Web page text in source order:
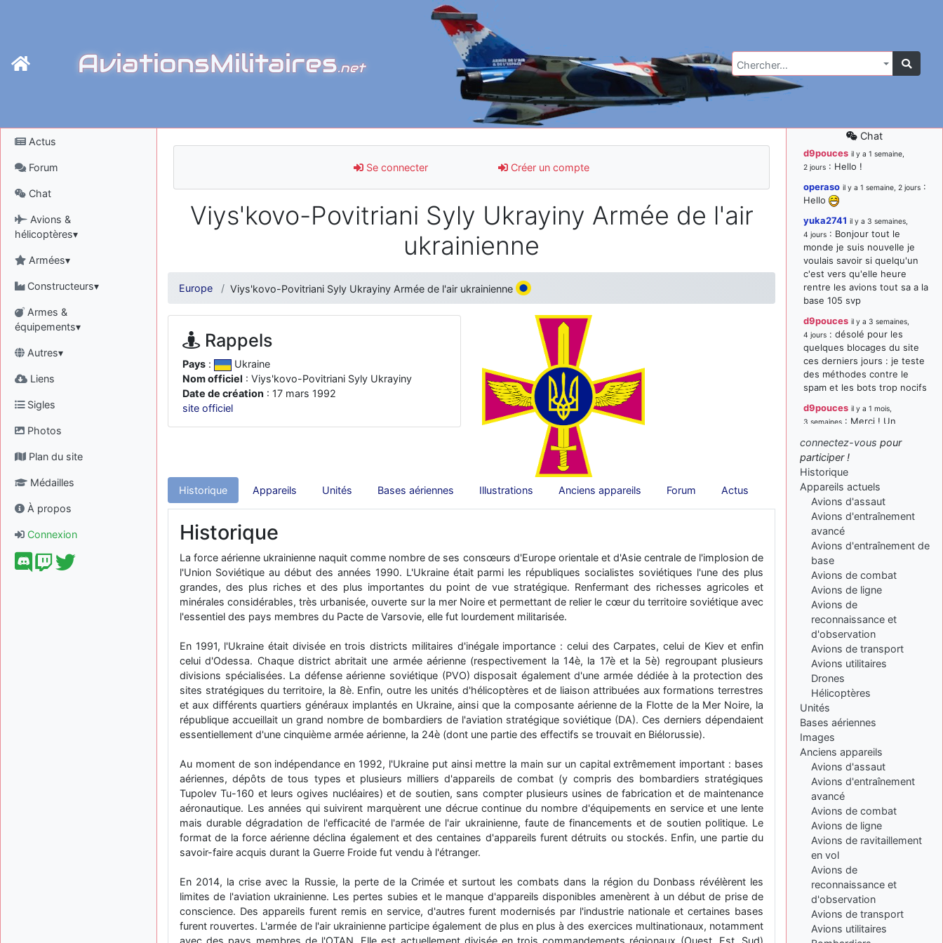
AviationsMilitaires.net Chercher…
Actus
Forum
Chat
Avions &
hélicoptères▾
Armées▾
Constructeurs▾
Armes &
équipements▾
Autres▾
Liens
Sigles
Photos
Plan du site
Médailles
À propos
Connexion
Se connecter Créer un compte
Viys'kovo-Povitriani Syly Ukrayiny Armée de l'air
ukrainienne
Europe Viys'kovo-Povitriani Syly Ukrayiny Armée de l'air ukrainienne
Rappels
Pays :
Ukraine
Nom officiel : Viys'kovo-Povitriani Syly Ukrayiny
Date de création : 17 mars 1992
site officiel
Historique Appareils Unités Bases aériennes Illustrations Anciens appareils Forum Actus
Historique
La force aérienne ukrainienne naquit comme nombre de ses consœurs d'Europe orientale et d'Asie centrale de l'implosion de
l'Union Soviétique au début des années 1990. L'Ukraine était parmi les républiques socialistes soviétiques l'une des plus
grandes, des plus riches et des plus importantes du point de vue stratégique. Renfermant des richesses agricoles et
minérales considérables, très urbanisée, ouverte sur la mer Noire et permettant de relier le cœur du territoire soviétique avec
l'essentiel des pays membres du Pacte de Varsovie, elle fut lourdement militarisée.
En 1991, l'Ukraine était divisée en trois districts militaires d'inégale importance : celui des Carpates, celui de Kiev et enfin
celui d'Odessa. Chaque district abritait une armée aérienne (respectivement la 14è, la 17è et la 5è) regroupant plusieurs
divisions spécialisées. La défense aérienne soviétique (PVO) disposait également d'une armée dédiée à la protection des
sites stratégiques du territoire, la 8è. Enfin, outre les unités d'hélicoptères et de liaison attribuées aux formations terrestres
et aux différents quartiers généraux implantés en Ukraine, ainsi que la composante aérienne de la Flotte de la Mer Noire, la
république accueillait un grand nombre de bombardiers de l'aviation stratégique soviétique (DA). Ces derniers dépendaient
essentiellement d'une cinquième armée aérienne, la 24è (dont une partie des effectifs se trouvait en Biélorussie).
Au moment de son indépendance en 1992, l'Ukraine put ainsi mettre la main sur un capital extrêmement important : bases
aériennes, dépôts de tous types et plusieurs milliers d'appareils de combat (y compris des bombardiers stratégiques
Tupolev Tu-160 et leurs ogives nucléaires) et de soutien, sans compter plusieurs usines de fabrication et de maintenance
aéronautique. Les années qui suivirent marquèrent une décrue continue du nombre d'équipements en service et une lente
mais durable dégradation de l'efficacité de l'armée de l'air ukrainienne, faute de financements et de soutien politique. Le
format de la force aérienne déclina également et des centaines d'appareils furent détruits ou stockés. Enfin, une partie du
savoir-faire acquis durant la Guerre Froide fut vendu à l'étranger.
En 2014, la crise avec la Russie, la perte de la Crimée et surtout les combats dans la région du Donbass révélèrent les
limites de l'aviation ukrainienne. Les pertes subies et le manque d'appareils disponibles amenèrent à un début de prise de
conscience. Des appareils furent remis en service, d'autres furent modernisés par l'industrie nationale et certaines bases
furent rouvertes. L'armée de l'air ukrainienne participe également de plus en plus à des exercices multinationaux, notamment
avec des pays membres de l'OTAN. Elle est actuellement divisée en trois commandements régionaux (Ouest, Est, Sud)
Chat
d9pouces il y a 1 semaine,
2 jours : Hello !
operaso il y a 1 semaine, 2 jours :
Hello
yuka2741 il y a 3 semaines,
4 jours : Bonjour tout le
monde je suis nouvelle je
voulais savoir si quelqu'un
c'est vers qu'elle heure
rentre les avions tout sa a la
base 105 svp
d9pouces il y a 3 semaines,
4 jours : désolé pour les
quelques blocages du site
ces derniers jours : je teste
des méthodes contre le
spam et les bots trop nocifs
d9pouces il y a 1 mois,
3 semaines : Merci ! Un
paxwax il y a 1 mois, 3 semaines
Super, la nouvelle bannière
d9pouces il y a 2 mois,
1 semaine: je suis un
avion@,._,+ > lesquels ? je
ne suis pas sûr de
comprendre
d9pouces
1 semaine: ouakamois > si tu
parles du sujet sur l'Armée
de l'Air, bien sûr que oui !
je suis un avion@,._,+
2 mois, 1 semaine: Bonjour je
viens d'arriver il y a
quelques moi et quelques
avions n'ont pas les mêmes
noms qu'aujourd'hui
ouakamois
2 semaines: Bonjourà toutes
et à tous.en espérantque
ces quelques images du
Pays Basque vous auront
plu ; Agur…
d9pouces
3 semaines : Je me rattraperai
à la Ferté samedi
d9pouces il y a 2 mois,
3 semaines
Malheureusement non
peu trop loin pour moi !
fox_50 il y a 2 mois, 3 semaines
Bonjour, certains parmis
vous étaient-ils présent au
connectez-vous pour
participer !
Historique
Appareils actuels
Avions d'assaut
Avions d'entraînement
avancé
Avions d'entraînement de
base
Avions de combat
Avions de ligne
Avions de
reconnaissance et
d'observation
Avions de transport
Avions utilitaires
Drones
Hélicoptères
Unités
Bases aériennes
Images
Anciens appareils
Avions d'assaut
Avions d'entraînement
avancé
Avions de combat
Avions de ligne
Avions de ravitaillement
en vol
Avions de
reconnaissance et
d'observation
Avions de transport
Avions utilitaires